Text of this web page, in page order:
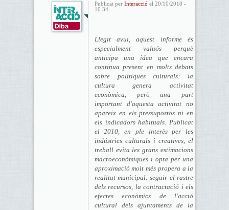
Publicat per Interacció el 20/10/2010 -
10:34
Llegit avui, aquest informe és
especialment valuós perquè
anticipa una idea que encara
continua present en molts debats
sobre polítiques culturals: la
cultura genera activitat
econòmica, però una part
important d'aquesta activitat no
apareix en els pressupostos ni en
els indicadors habituals. Publicat
el 2010, en ple interès per les
indústries culturals i creatives, el
treball evita les grans estimacions
macroeconòmiques i opta per una
aproximació molt més propera a la
realitat municipal: seguir el rastre
dels recursos, la contractació i els
efectes econòmics de l'acció
cultural dels ajuntaments de la